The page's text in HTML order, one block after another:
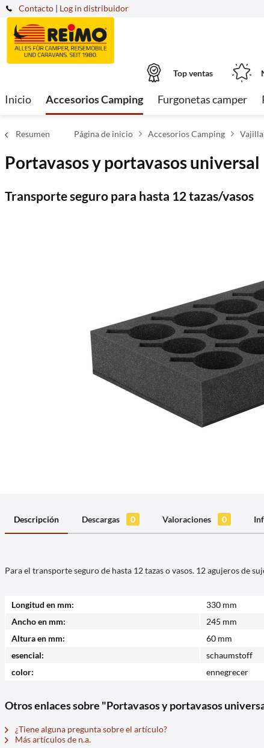
Contacto | Log in distribuidor
Top ventas
Inicio Accesorios Camping Furgonetas camper
Resumen Página de inicio Accesorios Camping
Portavasos y portavasos universal
Transporte seguro para hasta 12 tazas/vasos
Descripción Descargas 0 Valoraciones 0
Para el transporte seguro de hasta 12 tazas o vasos. 12 agujeros de
Longitud en mm:
330 mm
Ancho en mm:
245 mm
Altura en mm:
60 mm
esencial:
schaumstoff
color:
ennegrecer
Otros enlaces sobre "Portavasos y portavasos
¿Tiene alguna pregunta sobre el artículo?
Más artículos de n.a.